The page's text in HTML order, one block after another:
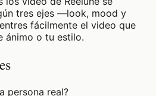
tres ejes —look, mood y
fácilmente el video que
ánimo o tu estilo.
persona real?